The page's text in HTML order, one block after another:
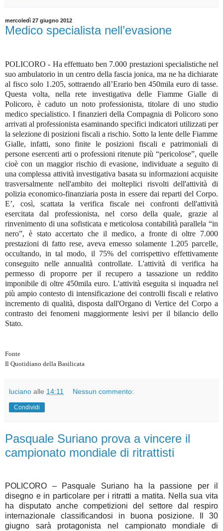
mercoledì 27 giugno 2012
Medico specialista nell’evasione
POLICORO - Ha effettuato ben 7.000 prestazioni specialistiche nel
suo ambulatorio in un centro della fascia jonica, ma ne ha dichiarate
al fisco solo 1.205, sottraendo all’Erario ben 450mila euro di tasse.
Questa volta, nella rete investigativa delle Fiamme Gialle di
Policoro, è caduto un noto professionista, titolare di uno studio
medico specialistico. I finanzieri della Compagnia di Policoro sono
arrivati al professionista esaminando specifici indicatori utilizzati per
la selezione di posizioni fiscali a rischio. Sotto la lente delle Fiamme
Gialle, infatti, sono finite le posizioni fiscali e patrimoniali di
persone esercenti arti o professioni ritenute più “pericolose”, quelle
cioè con un maggior rischio di evasione, individuate a seguito di
una complessa attività investigativa basata su informazioni acquisite
trasversalmente nell'ambito dei molteplici risvolti dell'attività di
polizia economico-finanziaria posta in essere dai reparti del Corpo.
E’, così, scattata la verifica fiscale nei confronti dell'attività
esercitata dal professionista, nel corso della quale, grazie al
rinvenimento di una sofisticata e meticolosa contabilità parallela “in
nero”, è stato accertato che il medico, a fronte di oltre 7.000
prestazioni di fatto rese, aveva emesso solamente 1.205 parcelle,
occultando, in tal modo, il 75% del corrispettivo effettivamente
conseguito nelle annualità controllate. L'attività di verifica ha
permesso di proporre per il recupero a tassazione un reddito
imponibile di oltre 450mila euro. L'attività eseguita si inquadra nel
più ampio contesto di intensificazione dei controlli fiscali e relativo
incremento di qualità, disposta dall'Organo di Vertice del Corpo a
contrasto dei fenomeni maggiormente lesivi per il bilancio dello
Stato.
Fonte
Il Quotidiano della Basilicata
luciano alle 14:11 Nessun commento:
Condividi
Pasquale Suriano prova a vincere il
campionato mondiale di ritrattisti
POLICORO – Pasquale Suriano ha la passione per il
disegno e in particolare per i ritratti a matita. Nella sua vita
ha disputato anche competizioni del settore dal respiro
internazionale classificandosi in buona posizione. Il 30
giugno sarà protagonista nel campionato mondiale di